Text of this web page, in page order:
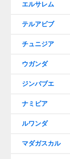
エルサレム
テルアビブ
チュニジア
ウガンダ
ジンバブエ
ナミビア
ルワンダ
マダガスカル